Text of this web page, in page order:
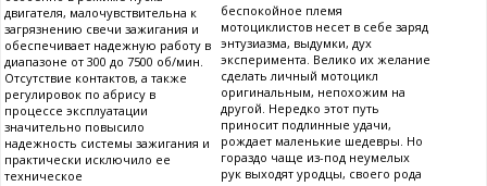
двигателя, малочувствительна к
загрязнению свечи зажигания и
обеспечивает надежную работу в
диапазоне от 300 до 7500 об/мин.
Отсутствие контактов, а также
регулировок по абрису в
процессе эксплуатации
значительно повысило
надежность системы зажигания и
практически исключило ее
техническое
беспокойное племя
мотоциклистов несет в себе заряд
энтузиазма, выдумки, дух
эксперимента. Велико их желание
сделать личный мотоцикл
оригинальным, непохожим на
другой. Нередко этот путь
приносит подлинные удачи,
рождает маленькие шедевры. Но
гораздо чаще из-под неумелых
рук выходят уродцы, своего рода